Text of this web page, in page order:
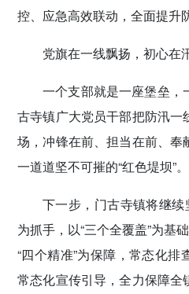
控、应急高效联动，全面提升
党旗在一线飘扬，初心在
一个支部就是一座堡垒，
古寺镇广大党员干部把防汛
场，冲锋在前、担当在前、奉
一道道坚不可摧的“红色堤坝”。
下一步，门古寺镇将继续
为抓手，以“三个全覆盖”为基
“四个精准”为保障，常态化排
常态化宣传引导，全力保障全